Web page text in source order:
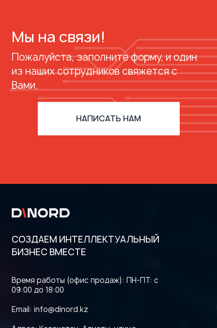
Дорожная карта информационной
безопасности бизнеса: пошаговое
Годовое ИТ-бюджетирование:
Мы на связи!
Пожалуйста, заполните форму, и один
из наших сотрудников свяжется с
Вами.
НАПИСАТЬ НАМ
СОЗДАЕМ ИНТЕЛЛЕКТУАЛЬНЫЙ
БИЗНЕС ВМЕСТЕ
Время работы (офис продаж): ПН-ПТ: с
09:00 до 18:00
Email: info@dinord.kz